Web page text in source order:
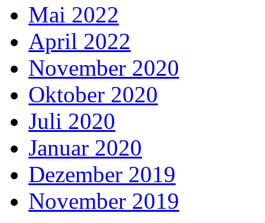
Mai 2022
April 2022
November 2020
Oktober 2020
Juli 2020
Januar 2020
Dezember 2019
November 2019